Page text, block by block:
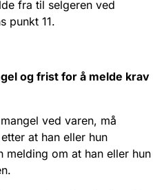
fra til selgeren ved
punkt 11.
og frist for å melde krav
ved varen, må
at han eller hun
melding om at han eller hun